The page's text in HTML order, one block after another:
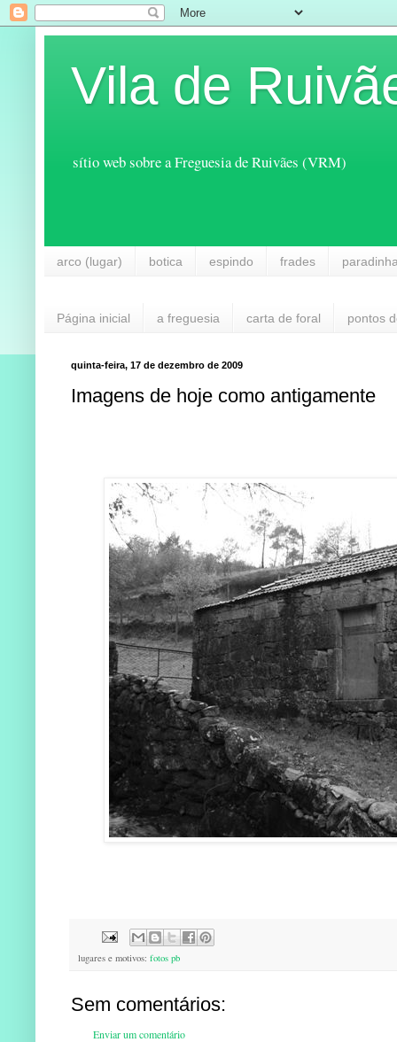
Vila de
sítio web sobre a Freguesia de Ruivães (VRM)
arco (lugar) botica espindo frades
Página inicial a freguesia carta de foral pontos
quinta-feira, 17 de dezembro de 2009
Imagens de hoje como antigamente
lugares e motivos: fotos pb
Sem comentários:
Enviar um comentário